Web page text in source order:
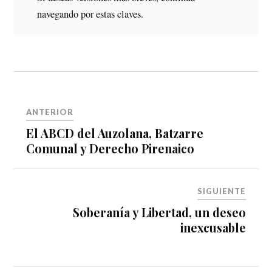
navegando por estas claves.
ANTERIOR
El ABCD del Auzolana, Batzarre
Comunal y Derecho Pirenaico
SIGUIENTE
Soberanía y Libertad, un deseo
inexcusable